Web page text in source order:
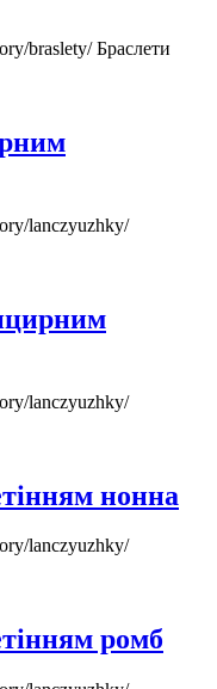
braslety/Браслети
lanczyuzhky/
lanczyuzhky/
нонна
lanczyuzhky/
ромб